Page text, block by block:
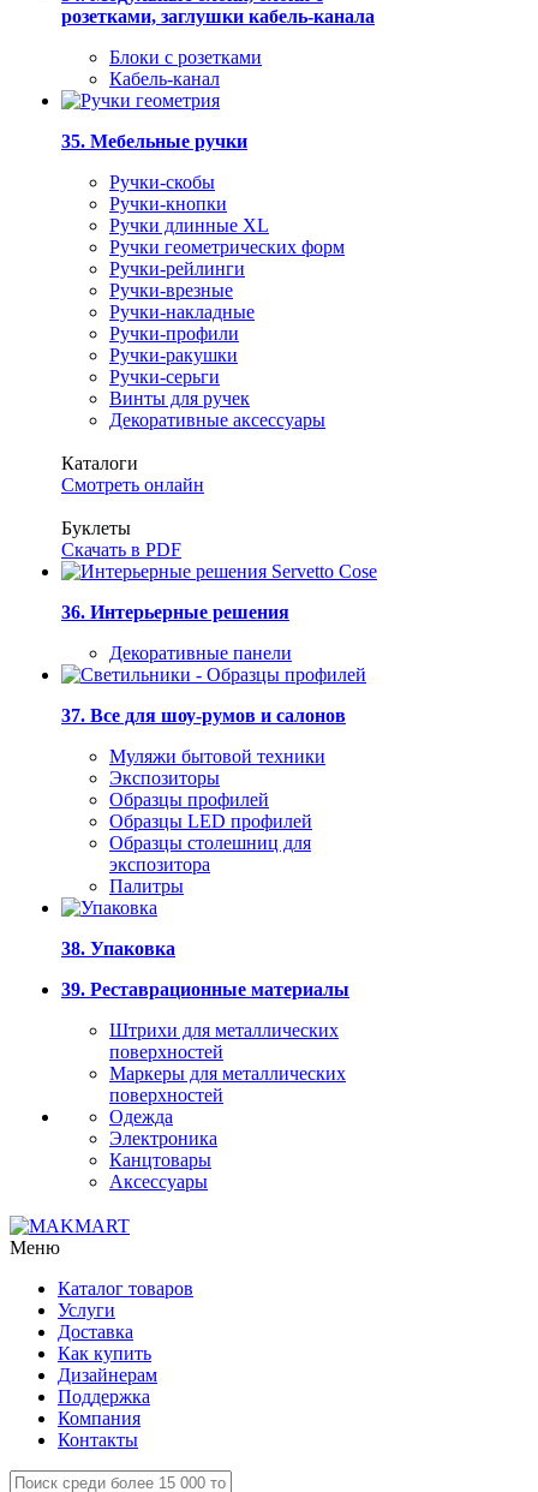
розетками, заглушки кабель-канала
Блоки с розетками
Кабель-канал
35. Мебельные ручки
Ручки-скобы
Ручки-кнопки
Ручки длинные XL
Ручки геометрических форм
Ручки-рейлинги
Ручки-врезные
Ручки-накладные
Ручки-профили
Ручки-ракушки
Ручки-серьги
Винты для ручек
Декоративные аксессуары
Каталоги
Смотреть онлайн
Буклеты
Скачать в PDF
36. Интерьерные решения
Декоративные панели
37. Все для шоу-румов и салонов
Муляжи бытовой техники
Экспозиторы
Образцы профилей
Образцы LED профилей
Образцы столешниц для
экспозитора
Палитры
38. Упаковка
39. Реставрационные материалы
Штрихи для металлических
поверхностей
Маркеры для металлических
поверхностей
Одежда
Электроника
Канцтовары
Аксессуары
Меню
Каталог товаров
Услуги
Доставка
Как купить
Дизайнерам
Поддержка
Компания
Контакты